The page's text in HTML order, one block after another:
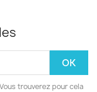
trouverez pour cela